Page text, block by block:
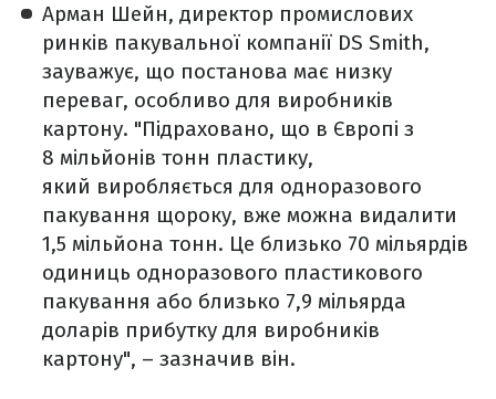
Арман Шейн, директор промислових
ринків пакувальної компанії DS Smith,
зауважує, що постанова має низку
переваг, особливо для виробників
картону. "Підраховано, що в Європі з
8 мільйонів тонн пластику,
який виробляється для одноразового
пакування щороку, вже можна видалити
1,5 мільйона тонн. Це близько 70 мільярдів
одиниць одноразового пластикового
пакування або близько 7,9 мільярда
доларів прибутку для виробників
картону", – зазначив він.